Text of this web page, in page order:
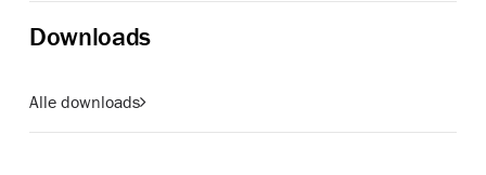
Downloads
Alle downloads